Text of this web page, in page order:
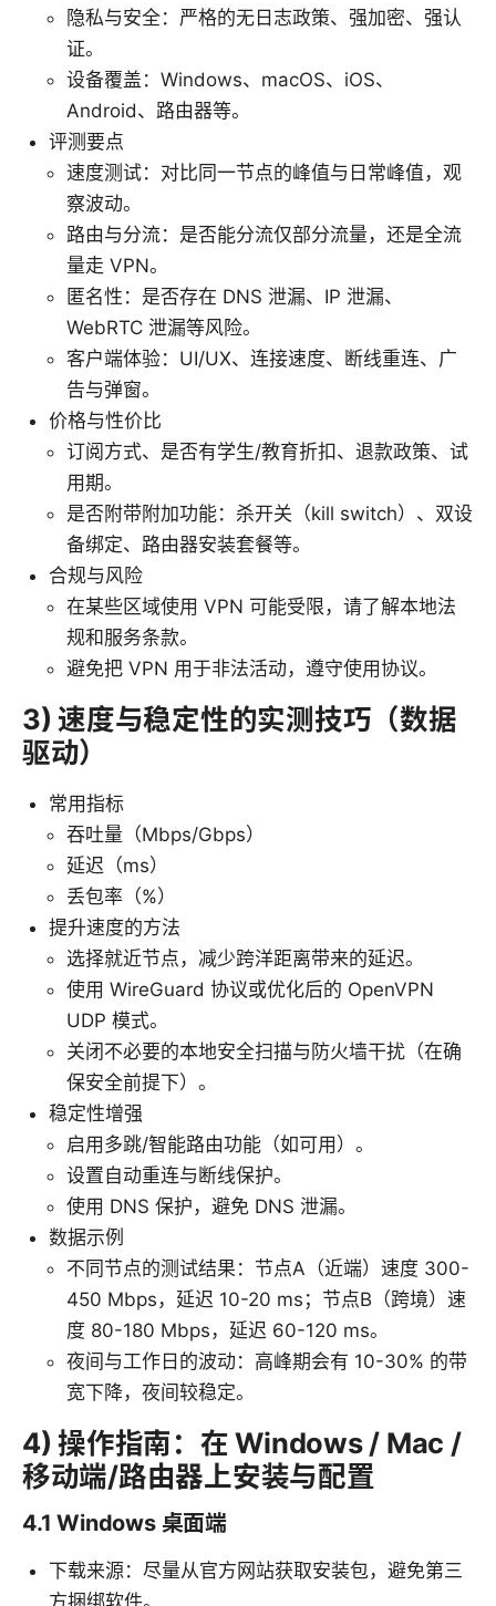
隐私与安全：严格的无日志政策、强加密、强认
证。
设备覆盖：Windows、macOS、iOS、
Android、路由器等。
评测要点
速度测试：对比同一节点的峰值与日常峰值，观
察波动。
路由与分流：是否能分流仅部分流量，还是全流
量走 VPN。
匿名性：是否存在 DNS 泄漏、IP 泄漏、
WebRTC 泄漏等风险。
客户端体验：UI/UX、连接速度、断线重连、广
告与弹窗。
价格与性价比
订阅方式、是否有学生/教育折扣、退款政策、试
用期。
是否附带附加功能：杀开关（kill switch）、双设
备绑定、路由器安装套餐等。
合规与风险
在某些区域使用 VPN 可能受限，请了解本地法
规和服务条款。
避免把 VPN 用于非法活动，遵守使用协议。
3) 速度与稳定性的实测技巧（数据
驱动）
常用指标
吞吐量（Mbps/Gbps）
延迟（ms）
丢包率（%）
提升速度的方法
选择就近节点，减少跨洋距离带来的延迟。
使用 WireGuard 协议或优化后的 OpenVPN
UDP 模式。
关闭不必要的本地安全扫描与防火墙干扰（在确
保安全前提下）。
稳定性增强
启用多跳/智能路由功能（如可用）。
设置自动重连与断线保护。
使用 DNS 保护，避免 DNS 泄漏。
数据示例
不同节点的测试结果：节点A（近端）速度 300-
450 Mbps，延迟 10-20 ms；节点B（跨境）速
度 80-180 Mbps，延迟 60-120 ms。
夜间与工作日的波动：高峰期会有 10-30% 的带
宽下降，夜间较稳定。
4) 操作指南：在 Windows / Mac /
移动端/路由器上安装与配置
4.1 Windows 桌面端
下载来源：尽量从官方网站获取安装包，避免第三